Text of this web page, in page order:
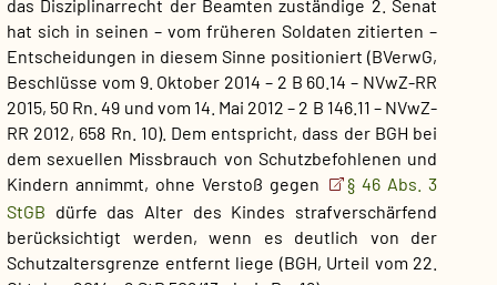
das Disziplinarrecht der Beamten zuständige 2. Senat
hat sich in seinen – vom früheren Soldaten zitierten –
Entscheidungen in diesem Sinne positioniert (BVerwG,
Beschlüsse vom 9. Oktober 2014 – 2 B 60.14 – NVwZ-RR
2015, 50 Rn. 49 und vom 14. Mai 2012 – 2 B 146.11 – NVwZ-
RR 2012, 658 Rn. 10). Dem entspricht, dass der BGH bei
dem sexuellen Missbrauch von Schutzbefohlenen und
Kindern annimmt, ohne Verstoß gegen
§ 46 Abs. 3
StGB dürfe das Alter des Kindes strafverschärfend
berücksichtigt werden, wenn es deutlich von der
Schutzaltersgrenze entfernt liege (BGH, Urteil vom 22.